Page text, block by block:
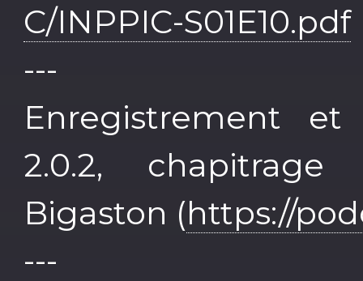
C/INPPIC-S01E10.pdf
---
Enregistrement
2.0.2,
Bigaston (https://
---